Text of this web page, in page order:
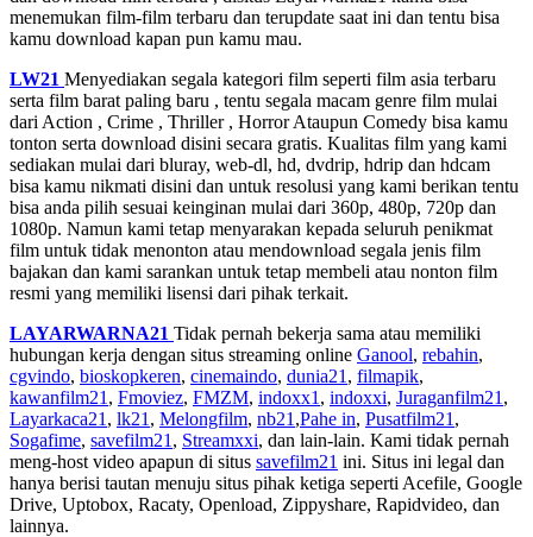
menemukan film-film terbaru dan terupdate saat ini dan tentu bisa
kamu download kapan pun kamu mau.
LW21 Menyediakan segala kategori film seperti film asia terbaru
serta film barat paling baru , tentu segala macam genre film mulai
dari Action , Crime , Thriller , Horror Ataupun Comedy bisa kamu
tonton serta download disini secara gratis. Kualitas film yang kami
sediakan mulai dari bluray, web-dl, hd, dvdrip, hdrip dan hdcam
bisa kamu nikmati disini dan untuk resolusi yang kami berikan tentu
bisa anda pilih sesuai keinginan mulai dari 360p, 480p, 720p dan
1080p. Namun kami tetap menyarakan kepada seluruh penikmat
film untuk tidak menonton atau mendownload segala jenis film
bajakan dan kami sarankan untuk tetap membeli atau nonton film
resmi yang memiliki lisensi dari pihak terkait.
LAYARWARNA21 Tidak pernah bekerja sama atau memiliki
hubungan kerja dengan situs streaming online Ganool, rebahin,
cgvindo, bioskopkeren, cinemaindo, dunia21 , filmapik,
kawanfilm21 , Fmoviez, FMZM, indoxx1 , indoxxi, Juraganfilm21 ,
Layarkaca21 , lk21 , Melongfilm, nb21 ,Pahe in, Pusatfilm21 ,
Sogafime, savefilm21 , Streamxxi, dan lain-lain. Kami tidak pernah
meng-host video apapun di situs savefilm21 ini. Situs ini legal dan
hanya berisi tautan menuju situs pihak ketiga seperti Acefile, Google
Drive, Uptobox, Racaty, Openload, Zippyshare, Rapidvideo, dan
lainnya.